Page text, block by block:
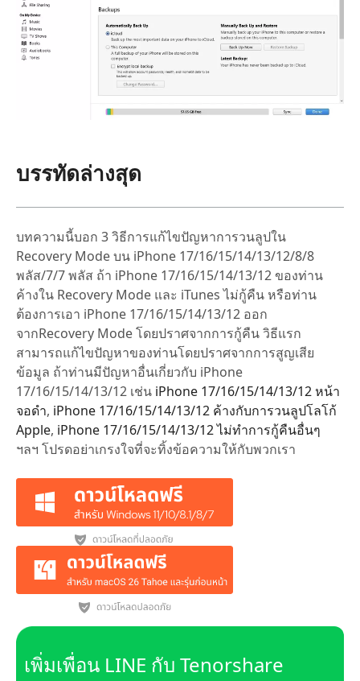
บรรทัดล่างสุด
บทความนี้บอก 3 วิธีการแก้ไขปัญหาการวนลูปใน
Recovery Mode บน iPhone 17/16/15/14/13/12/8/8
พลัส/7/7 พลัส ถ้า iPhone 17/16/15/14/13/12 ของท่าน
ค้างใน Recovery Mode และ iTunes ไม่กู้คืน หรือท่าน
ต้องการเอา iPhone 17/16/15/14/13/12 ออก
จากRecovery Mode โดยปราศจากการกู้คืน วิธีแรก
สามารถแก้ไขปัญหาของท่านโดยปราศจากการสูญเสีย
ข้อมูล ถ้าท่านมีปัญหาอื่นเกี่ยวกับ iPhone
17/16/15/14/13/12 เช่น iPhone 17/16/15/14/13/12 หน้า
จอดำ, iPhone 17/16/15/14/13/12 ค้างกับการวนลูปโลโก้
Apple, iPhone 17/16/15/14/13/12 ไม่ทำการกู้คืนอื่นๆ
ฯลฯ โปรดอย่าเกรงใจที่จะทิ้งข้อความให้กับพวกเรา
เพิ่มเพื่อน LINE กับ Tenorshare